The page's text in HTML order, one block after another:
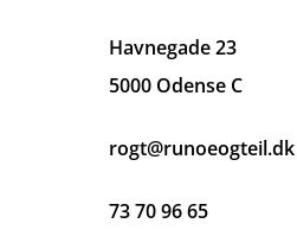
Havnegade 23
5000 Odense C
rogt@runoeogteil.dk
73 70 96 65